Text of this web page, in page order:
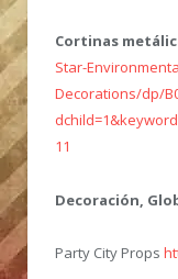
Cortinas
Star-
Decorations/dp/
11
Decoración,
Party City Props